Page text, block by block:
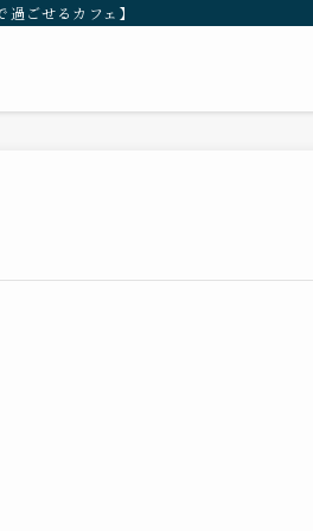
ごせるカフェ】